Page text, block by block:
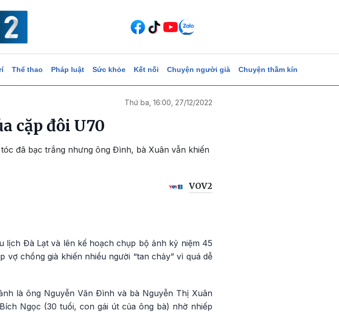
Thể thao Pháp luật Sức khỏe Kết nối Chuyện người già Chuyện thầm kín
Thứ ba, 16:00, 27/12/2022
cặp đôi U70
đã bạc trắng nhưng ông Đình, bà Xuân vẫn khiến
VOV2
lịch Đà Lạt và lên kế hoạch chụp bộ ảnh kỷ niệm 45
chồng già khiến nhiều người “tan chảy” vì quá dễ
là ông Nguyễn Văn Đình và bà Nguyễn Thị Xuân
Ngọc (30 tuổi, con gái út của ông bà) nhờ nhiếp